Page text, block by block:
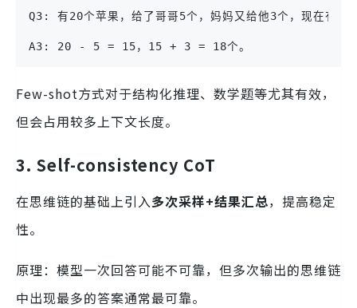
Q3: 有20个苹果，给了哥哥5个，妈妈又给他3个，现在有多
A3: 20 - 5 = 15，15 + 3 = 18个。
Few-shot方式对于结构化推理、数学题等尤其有效，
但会占用较多上下文长度。
3. Self-consistency CoT
在思维链的基础上引入多次采样+结果汇总，提高稳定
性。
原理：模型一次回答可能不可靠，但多次输出的思维链
中出现最多的答案通常最可靠。